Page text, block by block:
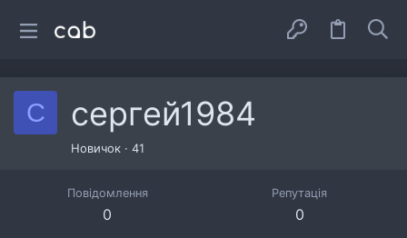
С сергей1984
Новичок · 41
Повідомлення
0
Репутація
0